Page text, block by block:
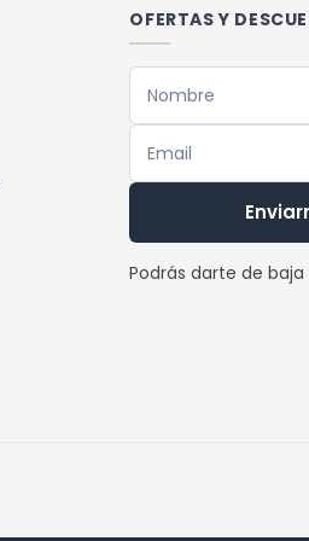
OFERTAS Y
Podrás darte de